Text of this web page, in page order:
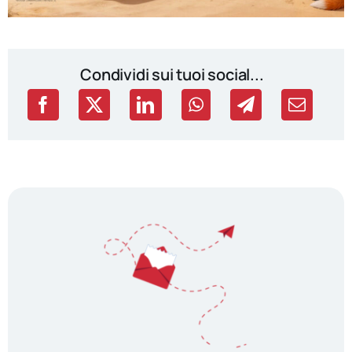
Condividi sui tuoi social...